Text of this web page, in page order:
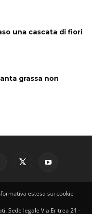
una cascata di fiori
grassa non
estesa sui cookie
Sede legale Via Eritrea 21 -